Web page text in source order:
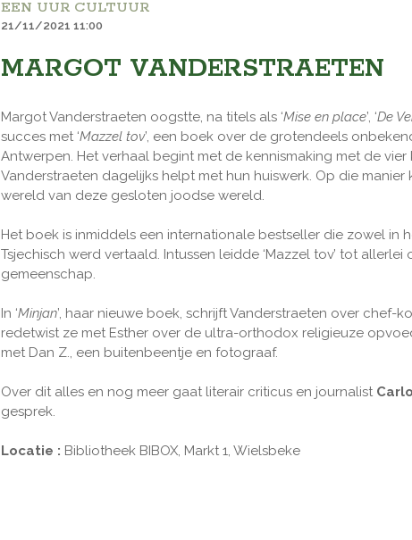
EEN UUR CULTUUR
21/11/2021 11:00
MARGOT VANDERSTRAETEN
Margot Vanderstraeten oogstte, na titels als ‘Mise en place’, ‘De
succes met ‘Mazzel tov’, een boek over de grotendeels
Antwerpen. Het verhaal begint met de kennismaking met de
Vanderstraeten dagelijks helpt met hun huiswerk. Op die
wereld van deze gesloten joodse wereld.
Het boek is inmiddels een internationale bestseller die zowel in
Tsjechisch werd vertaald. Intussen leidde ‘Mazzel tov’ tot
gemeenschap.
In ‘Minjan’, haar nieuwe boek, schrijft Vanderstraeten over chef-
redetwist ze met Esther over de ultra-orthodox religieuze
met Dan Z., een buitenbeentje en fotograaf.
Over dit alles en nog meer gaat literair criticus en journalist
gesprek.
Locatie : Bibliotheek BIBOX, Markt 1, Wielsbeke